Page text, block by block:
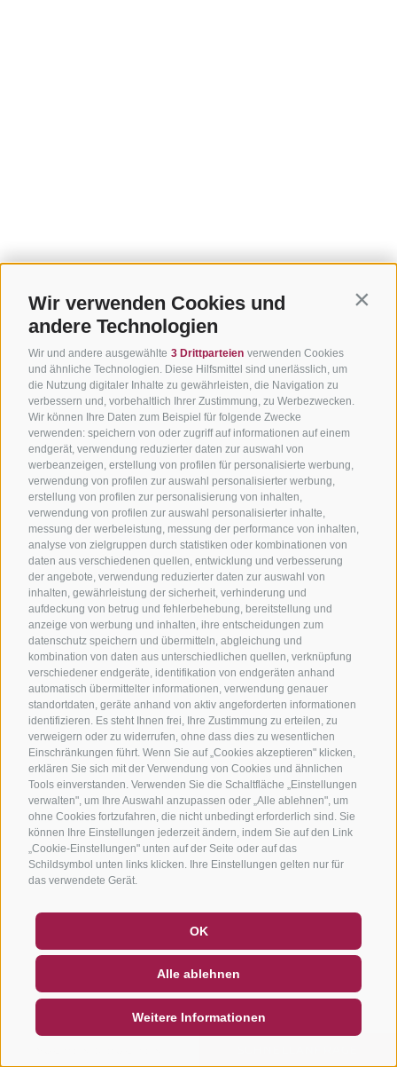
Wir verwenden Cookies und
andere Technologien
Wir und andere ausgewählte 3 Drittparteien verwenden Cookies
und ähnliche Technologien. Diese Hilfsmittel sind unerlässlich, um
die Nutzung digitaler Inhalte zu gewährleisten, die Navigation zu
verbessern und, vorbehaltlich Ihrer Zustimmung, zu Werbezwecken.
Wir können Ihre Daten zum Beispiel für folgende Zwecke
verwenden: speichern von oder zugriff auf informationen auf einem
endgerät, verwendung reduzierter daten zur auswahl von
werbeanzeigen, erstellung von profilen für personalisierte werbung,
verwendung von profilen zur auswahl personalisierter werbung,
erstellung von profilen zur personalisierung von inhalten,
verwendung von profilen zur auswahl personalisierter inhalte,
messung der werbeleistung, messung der performance von inhalten,
analyse von zielgruppen durch statistiken oder kombinationen von
daten aus verschiedenen quellen, entwicklung und verbesserung
der angebote, verwendung reduzierter daten zur auswahl von
inhalten, gewährleistung der sicherheit, verhinderung und
aufdeckung von betrug und fehlerbehebung, bereitstellung und
anzeige von werbung und inhalten, ihre entscheidungen zum
datenschutz speichern und übermitteln, abgleichung und
kombination von daten aus unterschiedlichen quellen, verknüpfung
verschiedener endgeräte, identifikation von endgeräten anhand
automatisch übermittelter informationen, verwendung genauer
standortdaten, geräte anhand von aktiv angeforderten informationen
identifizieren. Es steht Ihnen frei, Ihre Zustimmung zu erteilen, zu
verweigern oder zu widerrufen, ohne dass dies zu wesentlichen
Einschränkungen führt. Wenn Sie auf „Cookies akzeptieren" klicken,
erklären Sie sich mit der Verwendung von Cookies und ähnlichen
Tools einverstanden. Verwenden Sie die Schaltfläche „Einstellungen
verwalten", um Ihre Auswahl anzupassen oder „Alle ablehnen", um
ohne Cookies fortzufahren, die nicht unbedingt erforderlich sind. Sie
können Ihre Einstellungen jederzeit ändern, indem Sie auf den Link
„Cookie-Einstellungen" unten auf der Seite oder auf das
Schildsymbol unten links klicken. Ihre Einstellungen gelten nur für
das verwendete Gerät.
OK
Alle ablehnen
Weitere Informationen
NEWSLETTER
SOCIAL WALL WETTER